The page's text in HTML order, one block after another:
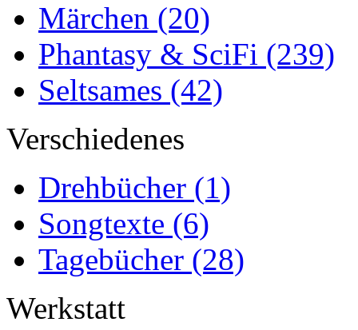
Märchen (20)
Phantasy & SciFi (239)
Seltsames (42)
Verschiedenes
Drehbücher (1)
Songtexte (6)
Tagebücher (28)
Werkstatt